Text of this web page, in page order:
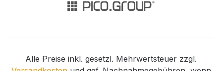
Alle Preise inkl. gesetzl. Mehrwertsteuer zzgl.